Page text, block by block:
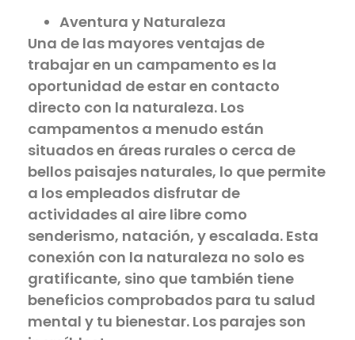
Aventura y Naturaleza
Una de las mayores ventajas de
trabajar en un campamento es la
oportunidad de estar en contacto
directo con la naturaleza. Los
campamentos a menudo están
situados en áreas rurales o cerca de
bellos paisajes naturales, lo que permite
a los empleados disfrutar de
actividades al aire libre como
senderismo, natación, y escalada. Esta
conexión con la naturaleza no solo es
gratificante, sino que también tiene
beneficios comprobados para tu salud
mental y tu bienestar. Los parajes son